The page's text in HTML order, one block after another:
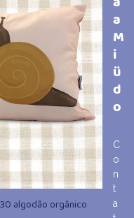
algodão orgânico
a
M
i
ü
d
o
C
o
n
t
a